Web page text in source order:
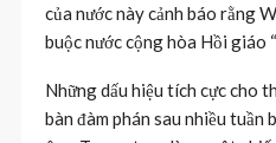
của nước này cảnh báo rằng
buộc nước cộng hòa Hồi giáo
Những dấu hiệu tích cực cho
bàn đàm phán sau nhiều tuần